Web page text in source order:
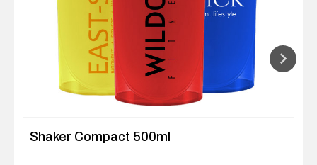
Shaker Compact 500ml